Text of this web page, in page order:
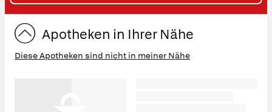
Apotheken in Ihrer Nähe
Diese Apotheken sind nicht in meiner Nähe